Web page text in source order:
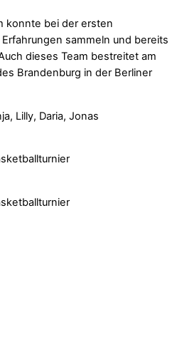
konnte bei der ersten
sammeln und bereits
dieses Team bestreitet am
Brandenburg in der Berliner
Lilly, Daria, Jonas